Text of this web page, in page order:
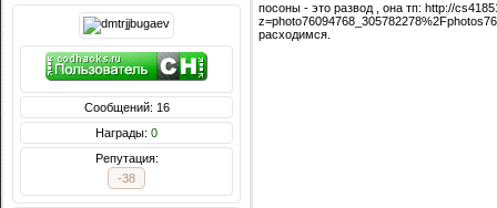
Сообщений: 16
Награды: 0
Репутация:
-38
посоны - это развод , она тп: http://
расходимся.